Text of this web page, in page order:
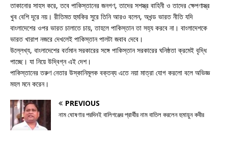
তাকানোর সাহস করে, তবে পাকিস্তানের জনগণ, তাদের সশস্ত্র বাহিনী ও তাদের ক্ষেপণাস্ত্র
খুব বেশি দূরে নয়। রীতিমত হুমকির সুরে তিনি আরও বলেন, অখন্ড ভারত নীতি যদি
বাংলাদেশের ওপর ভারত চালাতে চায়, তাহলে পাকিস্তান তা সহ্য করবে না। বাংলাদেশকে
ভারত খারাপ নজরে দেখলেই পাকিস্তান পালটা জবাব দেবে।
উল্লেখ্য, বাংলাদেশের বর্তমান সরকারের সঙ্গে পাকিস্তান সরকারের ঘনিষ্ঠতা ক্রমেই বৃদ্ধি
পাচ্ছে। যা নিয়ে উদ্বিগ্ন এই দেশ।
পাকিস্তানের তরুণ নেতার উস্কানিমূলক বক্তব্য এতে নয়া মাত্রা যোগ করলো বলে অভিজ্ঞ
মহল মনে করেন।
PREVIOUS
নাম ঘোষণার পরদিনই বালিগঞ্জের প্রার্থীর নাম বাতিল করলেন হুমায়ুন কবীর